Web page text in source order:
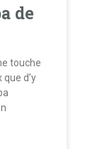
de
touche
d’y